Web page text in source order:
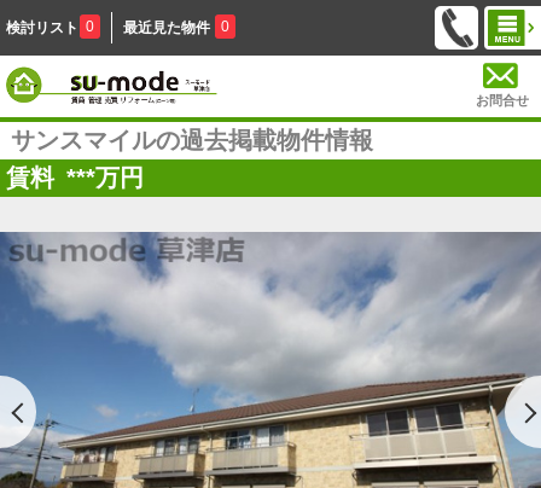
検討リスト 0 最近見た物件 0
お問合せ
サンスマイルの過去掲載物件情報
賃料 ***万円